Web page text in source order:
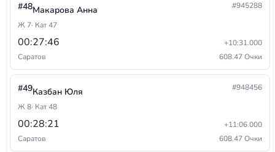
#48Макарова Анна
#945288
Ж 7· Кат 47
00:27:46
+10:31.000
Саратов
608.47 Очки
#49Казбан Юля
#948456
Ж 8· Кат 48
00:28:21
+11:06.000
Саратов
608.47 Очки